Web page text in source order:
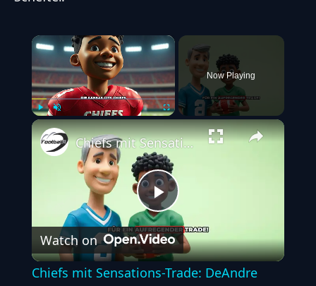
×
Play Unmute Fullscreen
Now Playing
Play
Video
Chiefs mit Sensations-Trade: DeAndre Hopkins wechselt nach Kansas City
Watch on
Chiefs mit Sensations-Trade: DeAndre